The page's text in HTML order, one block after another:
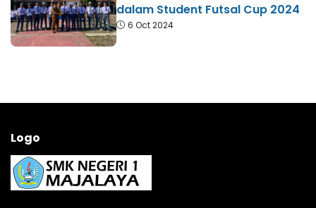
dalam Student Futsal Cup 2024
6 Oct 2024
Logo